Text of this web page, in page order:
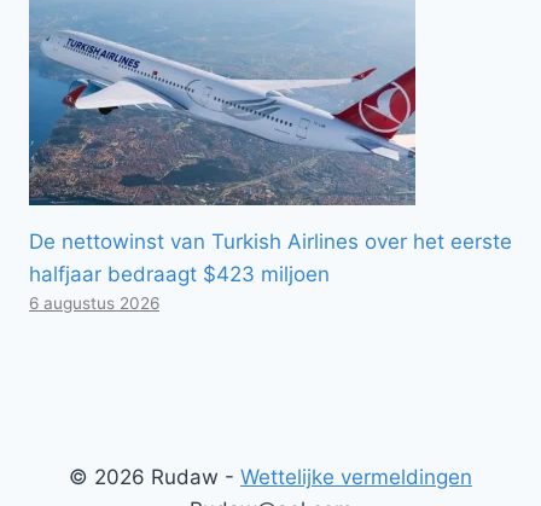
De nettowinst van Turkish Airlines over het eerste
halfjaar bedraagt ​​$423 miljoen
6 augustus 2026
© 2026 Rudaw - Wettelijke vermeldingen